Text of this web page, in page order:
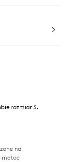
rozmiar S.
na
metce